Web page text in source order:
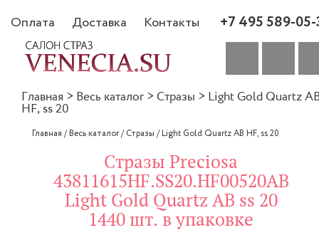
Оплата Доставка Контакты +7 495 589-
Главная > Весь каталог > Стразы > Light Gold Quartz
HF, ss 20
Главная /Весь каталог/Стразы /Light Gold Quartz AB HF, ss 20
Стразы Preciosa
43811615HF.SS20.HF00520AB
Light Gold Quartz AB ss 20
1440 шт. в упаковке